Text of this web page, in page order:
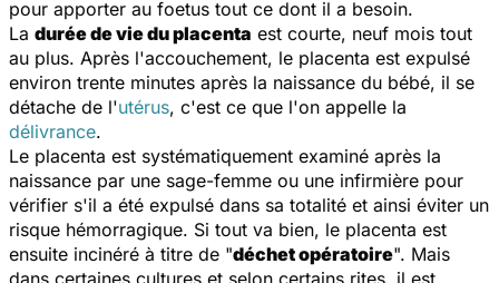
pour apporter au foetus tout ce dont il a besoin.
La durée de vie du placenta est courte, neuf mois tout
au plus. Après l'accouchement, le placenta est expulsé
environ trente minutes après la naissance du bébé, il se
détache de l'utérus, c'est ce que l'on appelle la
délivrance.
Le placenta est systématiquement examiné après la
naissance par une sage-femme ou une infirmière pour
vérifier s'il a été expulsé dans sa totalité et ainsi éviter un
risque hémorragique. Si tout va bien, le placenta est
ensuite incinéré à titre de "déchet opératoire". Mais
dans certaines cultures et selon certains rites, il est